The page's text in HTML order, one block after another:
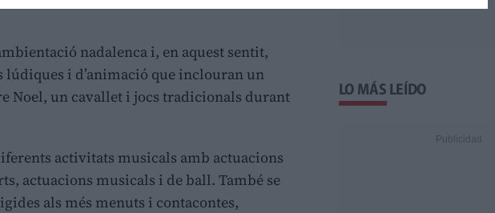
nadalenca i, en aquest sentit,
lúdiques i d’animació que inclouran un
Noel, un cavallet i jocs tradicionals durant
activitats musicals amb actuacions
actuacions musicals i de ball. També se
als més menuts i contacontes,
LO MÁS LEÍDO